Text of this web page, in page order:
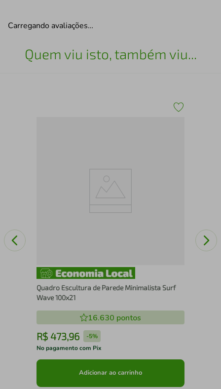
Carregando avaliações…
Quem viu isto, também viu...
Quadro Escultura de Parede Minimalista Surf
Wave 100x21
16.630 pontos
R$ 473,96 -5%
No pagamento com Pix
Adicionar ao carrinho